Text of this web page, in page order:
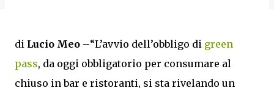
di Lucio Meo –“L’avvio dell’obbligo di green
pass, da oggi obbligatorio per consumare al
chiuso in bar e ristoranti, si sta rivelando un